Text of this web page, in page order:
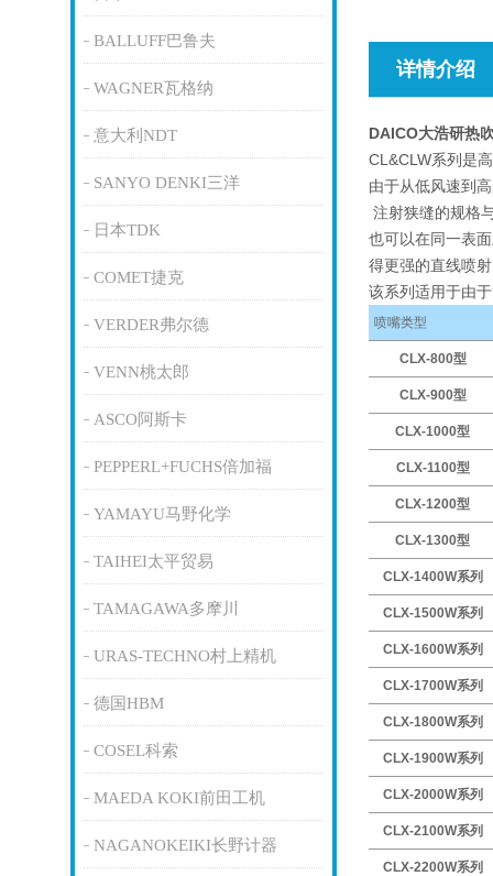
BALLUFF巴鲁夫
WAGNER瓦格纳
意大利NDT
SANYO DENKI三洋
日本TDK
COMET捷克
VERDER弗尔德
VENN桃太郎
ASCO阿斯卡
PEPPERL+FUCHS倍加福
YAMAYU马野化学
TAIHEI太平贸易
TAMAGAWA多摩川
URAS-TECHNO村上精机
德国HBM
COSEL科索
MAEDA KOKI前田工机
NAGANOKEIKI长野计器
详情介绍
DAICO大浩研热
CL&CLW系列是
由于从低风速到
注射狭缝的规格
也可以在同一表
得更强的直线喷
该系列适用于由
喷嘴类型
CLX-800型
CLX-900型
CLX-1000型
CLX-1100型
CLX-1200型
CLX-1300型
CLX-1400W系列
CLX-1500W系列
CLX-1600W系列
CLX-1700W系列
CLX-1800W系列
CLX-1900W系列
CLX-2000W系列
CLX-2100W系列
CLX-2200W系列